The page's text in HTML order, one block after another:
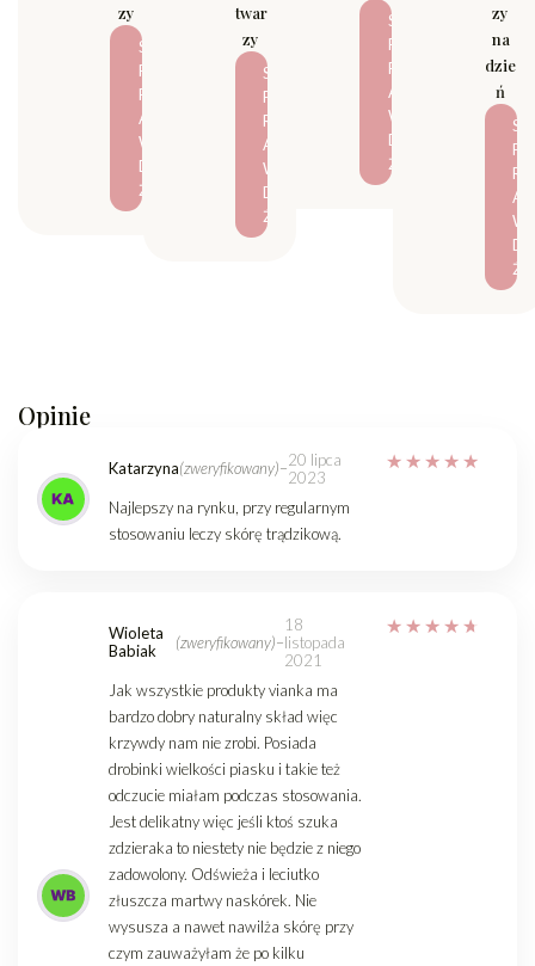
zy
S
P
R
A
W
D
Ź
twar
zy
S
P
R
A
W
D
Ź
S
P
R
A
W
D
Ź
zy
na
dzie
ń
S
P
R
A
W
D
Ź
Opinie
Katarzyna(zweryfikowany)–20 lipca
2023
Najlepszy na rynku, przy regularnym
stosowaniu leczy skórę trądzikową.
Wioleta
Babiak
(zweryfikowany)–
18
listopada
2021
Jak wszystkie produkty vianka ma
bardzo dobry naturalny skład więc
krzywdy nam nie zrobi. Posiada
drobinki wielkości piasku i takie też
odczucie miałam podczas stosowania.
Jest delikatny więc jeśli ktoś szuka
zdzieraka to niestety nie będzie z niego
zadowolony. Odświeża i leciutko
złuszcza martwy naskórek. Nie
wysusza a nawet nawilża skórę przy
czym zauważyłam że po kilku